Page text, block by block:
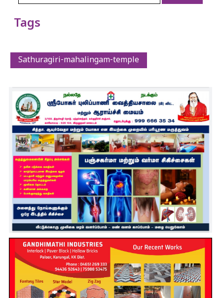
Tags
Sathuragiri-mahalingam-temple